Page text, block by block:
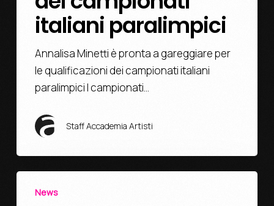
italiani paralimpici
Annalisa Minetti è pronta a gareggiare per
le qualificazioni dei campionati italiani
paralimpici I campionati…
Staff Accademia Artisti
News